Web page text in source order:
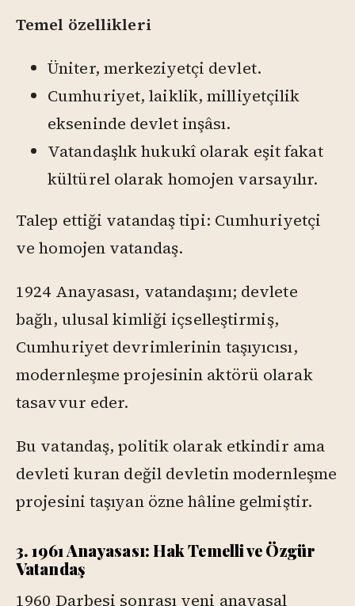
Temel özellikleri
Üniter, merkeziyetçi devlet.
Cumhuriyet, laiklik, milliyetçilik
ekseninde devlet inşâsı.
Vatandaşlık hukukî olarak eşit fakat
kültürel olarak homojen varsayılır.
Talep ettiği vatandaş tipi: Cumhuriyetçi
ve homojen vatandaş.
1924 Anayasası, vatandaşını; devlete
bağlı, ulusal kimliği içselleştirmiş,
Cumhuriyet devrimlerinin taşıyıcısı,
modernleşme projesinin aktörü olarak
tasavvur eder.
Bu vatandaş, politik olarak etkindir ama
devleti kuran değil devletin modernleşme
projesini taşıyan özne hâline gelmiştir.
3. 1961 Anayasası: Hak Temelli ve Özgür
Vatandaş
1960 Darbesi sonrası yeni anayasal